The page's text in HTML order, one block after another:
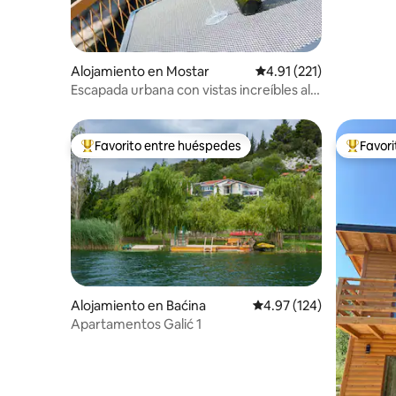
Alojamiento en Mostar Calificación promedio:
4.91 (221)
Escapada urbana con vistas increíbles al
Favorito entre huéspedes preferido
Favorito entre huéspedes
Alojamiento en Baćina Calificación promedio:
4.97 (124)
Apartamentos Galić 1